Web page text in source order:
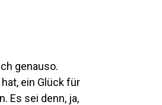
genauso.
ein Glück für
Es sei denn, ja,